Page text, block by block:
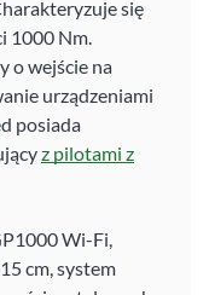
się
1000 Nm.
o wejście na
urządzeniami
posiada
z pilotami z
Wi-Fi,
cm, system